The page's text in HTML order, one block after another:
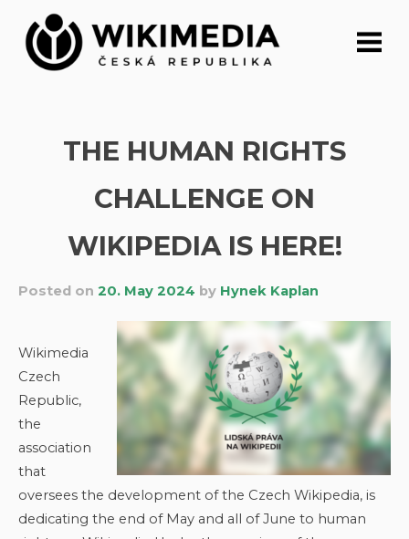
content
THE HUMAN RIGHTS
CHALLENGE ON
WIKIPEDIA IS HERE!
Posted on 20. May 2024 by Hynek Kaplan
Wikimedia
Czech
Republic,
the
association
that
oversees the development of the Czech Wikipedia, is
dedicating the end of May and all of June to human